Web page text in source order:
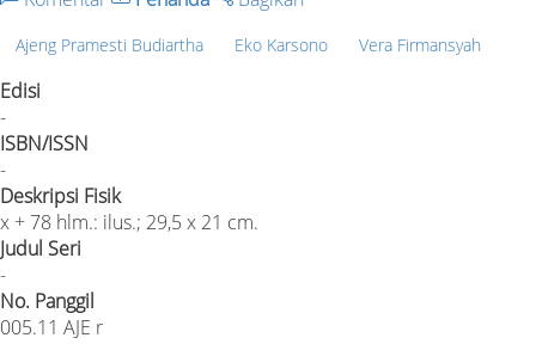
Ajeng Pramesti Budiartha Eko Karsono Vera Firmansyah
Edisi
-
ISBN/ISSN
-
Deskripsi Fisik
x + 78 hlm.: ilus.; 29,5 x 21 cm.
Judul Seri
-
No. Panggil
005.11 AJE r